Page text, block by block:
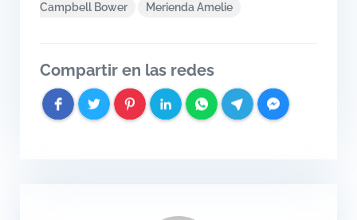
Campbell Bower
Merienda Amelie
Compartir en las redes